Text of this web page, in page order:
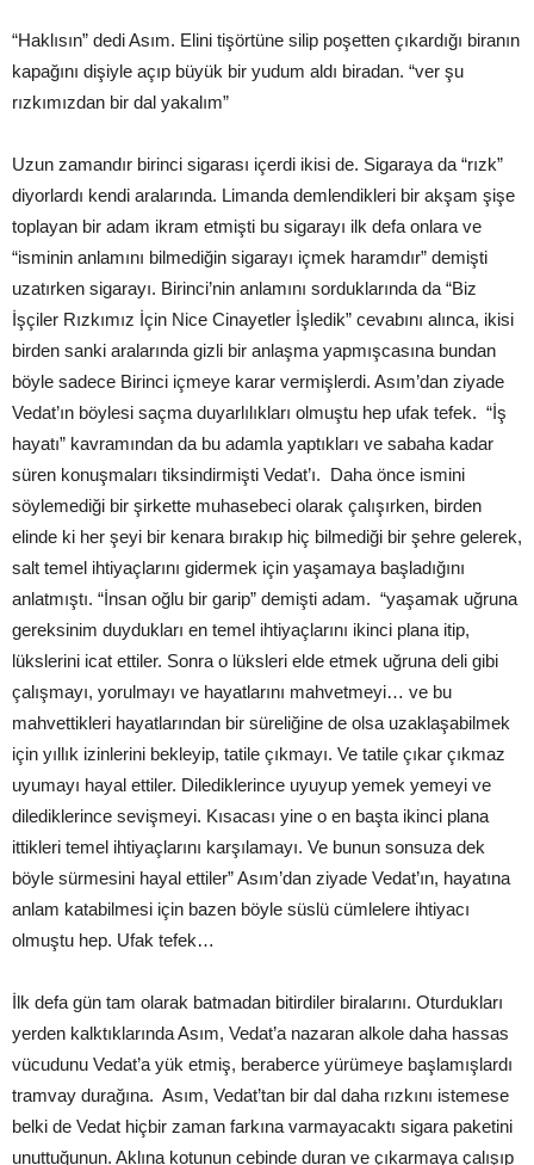
“Haklısın” dedi Asım. Elini tişörtüne silip poşetten çıkardığı biranın
kapağını dişiyle açıp büyük bir yudum aldı biradan. “ver şu
rızkımızdan bir dal yakalım”
Uzun zamandır birinci sigarası içerdi ikisi de. Sigaraya da “rızk”
diyorlardı kendi aralarında. Limanda demlendikleri bir akşam şişe
toplayan bir adam ikram etmişti bu sigarayı ilk defa onlara ve
“isminin anlamını bilmediğin sigarayı içmek haramdır” demişti
uzatırken sigarayı. Birinci’nin anlamını sorduklarında da “Biz
İşçiler Rızkımız İçin Nice Cinayetler İşledik” cevabını alınca, ikisi
birden sanki aralarında gizli bir anlaşma yapmışcasına bundan
böyle sadece Birinci içmeye karar vermişlerdi. Asım’dan ziyade
Vedat’ın böylesi saçma duyarlılıkları olmuştu hep ufak tefek. “İş
hayatı” kavramından da bu adamla yaptıkları ve sabaha kadar
süren konuşmaları tiksindirmişti Vedat’ı. Daha önce ismini
söylemediği bir şirkette muhasebeci olarak çalışırken, birden
elinde ki her şeyi bir kenara bırakıp hiç bilmediği bir şehre gelerek,
salt temel ihtiyaçlarını gidermek için yaşamaya başladığını
anlatmıştı. “İnsan oğlu bir garip” demişti adam. “yaşamak uğruna
gereksinim duydukları en temel ihtiyaçlarını ikinci plana itip,
lükslerini icat ettiler. Sonra o lüksleri elde etmek uğruna deli gibi
çalışmayı, yorulmayı ve hayatlarını mahvetmeyi… ve bu
mahvettikleri hayatlarından bir süreliğine de olsa uzaklaşabilmek
için yıllık izinlerini bekleyip, tatile çıkmayı. Ve tatile çıkar çıkmaz
uyumayı hayal ettiler. Dilediklerince uyuyup yemek yemeyi ve
dilediklerince sevişmeyi. Kısacası yine o en başta ikinci plana
ittikleri temel ihtiyaçlarını karşılamayı. Ve bunun sonsuza dek
böyle sürmesini hayal ettiler” Asım’dan ziyade Vedat’ın, hayatına
anlam katabilmesi için bazen böyle süslü cümlelere ihtiyacı
olmuştu hep. Ufak tefek…
İlk defa gün tam olarak batmadan bitirdiler biralarını. Oturdukları
yerden kalktıklarında Asım, Vedat’a nazaran alkole daha hassas
vücudunu Vedat’a yük etmiş, beraberce yürümeye başlamışlardı
tramvay durağına. Asım, Vedat’tan bir dal daha rızkını istemese
belki de Vedat hiçbir zaman farkına varmayacaktı sigara paketini
unuttuğunun. Aklına kotunun cebinde duran ve çıkarmaya çalışıp